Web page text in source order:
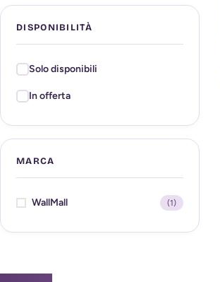
DISPONIBILITÀ
Solo disponibili
In offerta
MARCA
WallMall (1)